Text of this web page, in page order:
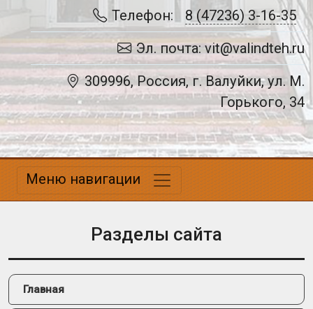
Телефон:
8 (47236) 3-16-35
Эл. почта: vit@valindteh.ru
309996, Россия, г. Валуйки, ул. М.
Горького, 34
Меню навигации
Разделы сайта
Главная